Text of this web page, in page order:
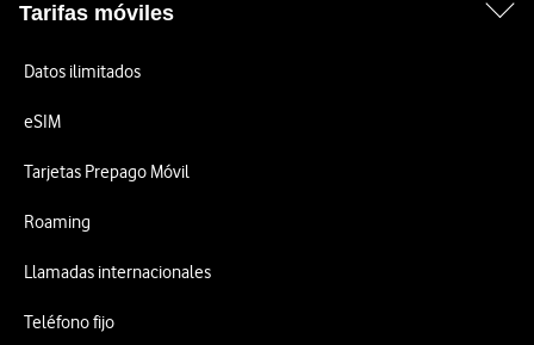
Tarifas móviles
Datos ilimitados
eSIM
Tarjetas Prepago Móvil
Roaming
Llamadas internacionales
Teléfono fijo